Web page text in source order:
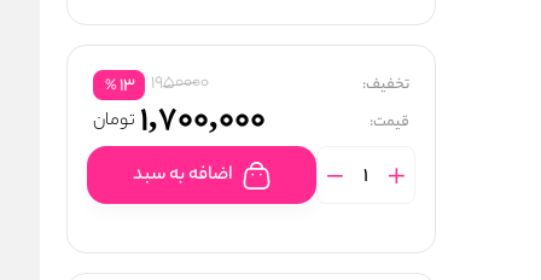
تخفیف: 1950000
13
%
قیمت: 1,700,000 تومان
اضافه به سبد